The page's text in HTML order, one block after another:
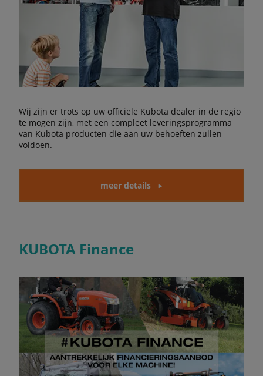
Wij zijn er trots op uw officiële Kubota dealer in de regio
te mogen zijn, met een compleet leveringsprogramma
van Kubota producten die aan uw behoeften zullen
voldoen.
meer details
KUBOTA Finance